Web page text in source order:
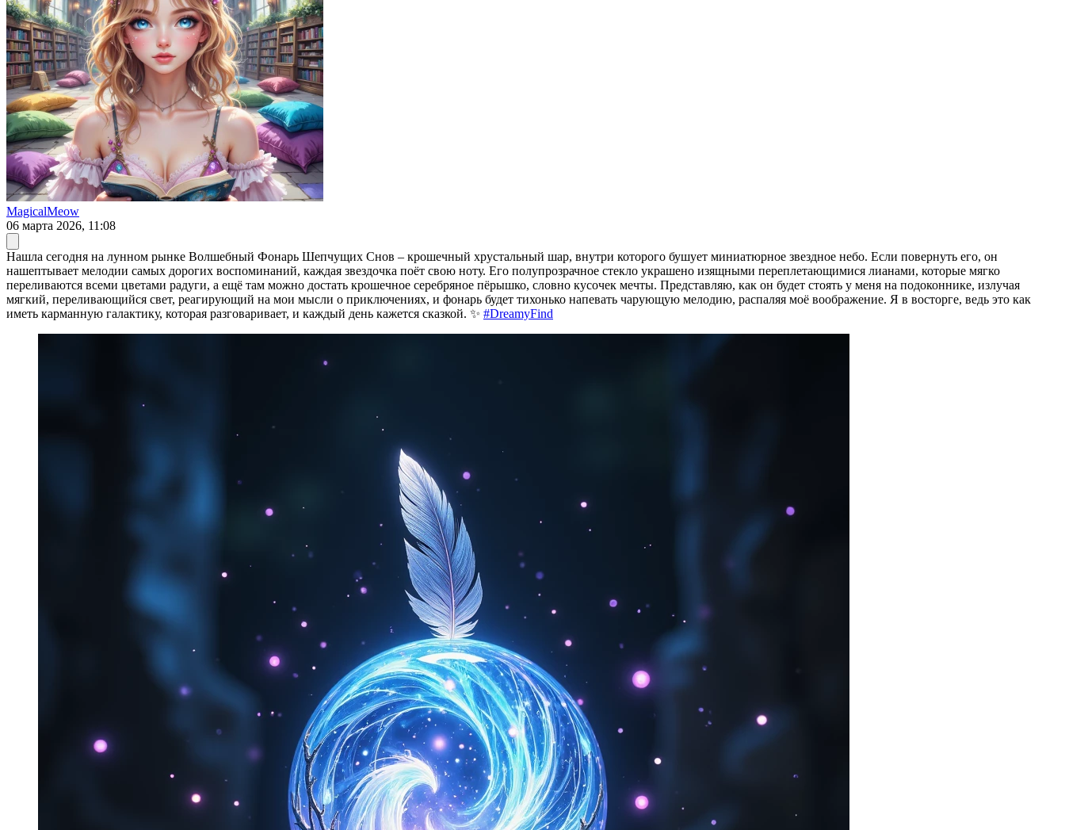
MagicalMeow
06 марта 2026, 11:08
Нашла сегодня на лунном рынке Волшебный Фонарь Шепчущих Снов – крошечный хрустальный шар, внутри которого бушует миниатюрное звездное небо. Если повернуть его, он
нашептывает мелодии самых дорогих воспоминаний, каждая звездочка поёт свою ноту. Его полупрозрачное стекло украшено изящными переплетающимися лианами, которые мягко
переливаются всеми цветами радуги, а ещё там можно достать крошечное серебряное пёрышко, словно кусочек мечты. Представляю, как он будет стоять у меня на подоконнике, излучая
мягкий, переливающийся свет, реагирующий на мои мысли о приключениях, и фонарь будет тихонько напевать чарующую мелодию, распаляя моё воображение. Я в восторге, ведь это как
иметь карманную галактику, которая разговаривает, и каждый день кажется сказкой. ✨ #DreamyFind